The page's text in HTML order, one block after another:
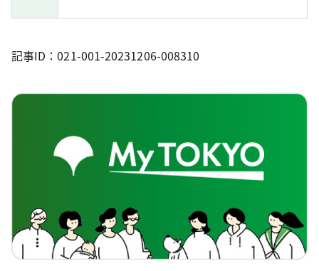
記事ID：021-001-20231206-008310